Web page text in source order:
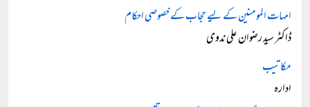
امہات المومنین کے لیے حجاب کے خصوصی احکام
ڈاکٹر سید رضوان علی ندوی
مکاتیب
ادارہ